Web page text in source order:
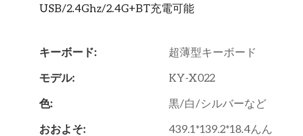
USB/2.4Ghz/2.4G+BT充電可能
キーボード:
超薄型キーボード
モデル:
KY-X022
色:
黒/白/シルバーなど
おおよそ:
439.1*139.2*18.4んん